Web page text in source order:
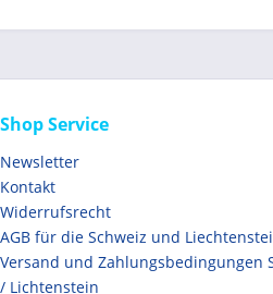
Shop Service
Newsletter
Kontakt
Widerrufsrecht
AGB für die Schweiz und
Versand und Zahlungsbedingungen
/ Lichtenstein